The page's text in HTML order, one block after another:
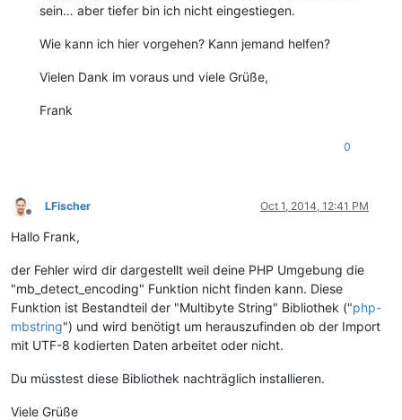
sein… aber tiefer bin ich nicht eingestiegen.
Wie kann ich hier vorgehen? Kann jemand helfen?
Vielen Dank im voraus und viele Grüße,
Frank
0
Offline
LFischer Oct 1, 2014, 12:41 PM
Hallo Frank,
der Fehler wird dir dargestellt weil deine PHP Umgebung die
"mb_detect_encoding" Funktion nicht finden kann. Diese
Funktion ist Bestandteil der "Multibyte String" Bibliothek ("php-
mbstring") und wird benötigt um herauszufinden ob der Import
mit UTF-8 kodierten Daten arbeitet oder nicht.
Du müsstest diese Bibliothek nachträglich installieren.
Viele Grüße